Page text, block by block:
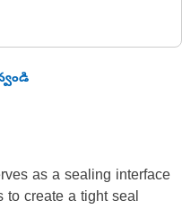
as a sealing interface
to create a tight seal